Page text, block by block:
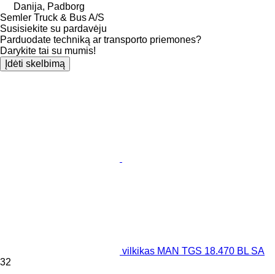
Danija, Padborg
Semler Truck & Bus A/S
Susisiekite su pardavėju
Parduodate techniką ar transporto priemones?
Darykite tai su mumis!
Įdėti skelbimą
vilkikas MAN TGS 18.470 BL SA
32